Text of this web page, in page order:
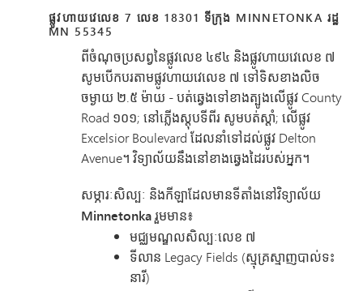
ផ្លូវហាយវេលេខ 7 លេខ 18301 ទីក្រុង MINNETONKA រដ្ឋ
MN 55345
ពីចំណុចប្រសព្វនៃផ្លូវលេខ ៤៩៤ និងផ្លូវហាយវេលេខ ៧
សូមបើកបរតាមផ្លូវហាយវេលេខ ៧ ទៅទិសខាងលិច
ចម្ងាយ ២.៥ ម៉ាយ - បត់ឆ្វេងទៅខាងត្បូងលើផ្លូវ County
Road ១០១; នៅភ្លើងស្តុបទីពីរ សូមបត់ស្តាំ; លើផ្លូវ
Excelsior Boulevard ដែលនាំទៅដល់ផ្លូវ Delton
Avenue។ វិទ្យាល័យនឹងនៅខាងឆ្វេងដៃរបស់អ្នក។
សម្ភារៈសិល្បៈ និងកីឡាដែលមានទីតាំងនៅវិទ្យាល័យ
Minnetonka រួមមាន៖
មជ្ឈមណ្ឌលសិល្បៈលេខ ៧
ទីលាន Legacy Fields (ស្មុគ្រស្មាញបាល់ទះ
នារី)